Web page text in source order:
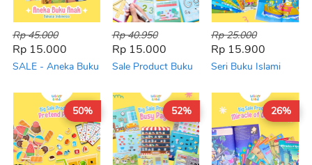
Rp 45.000
Rp 15.000
SALE - Aneka Buku
Indonesia
Rp 40.950
Rp 15.000
Sale Product Buku
Reject Minor!
Rp 25.000
Rp 15.900
Seri Buku Islami
Umum)
50% 52% 26%